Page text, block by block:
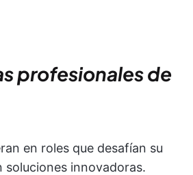
profesionales de
en roles que desafían su
soluciones innovadoras.